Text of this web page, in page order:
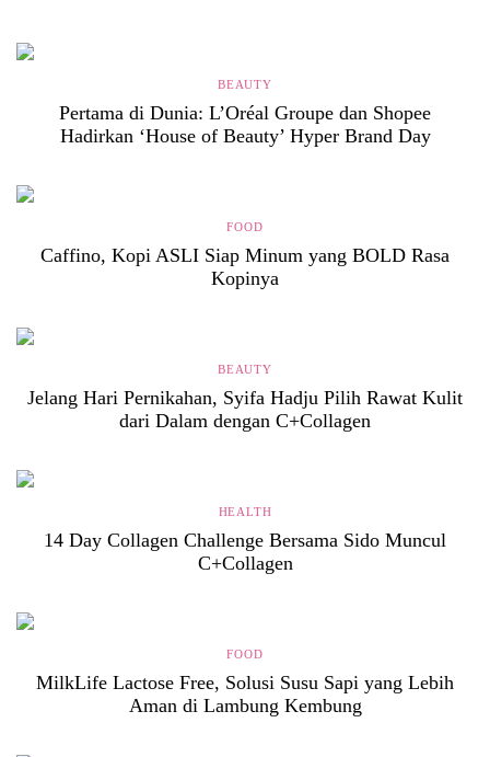
BEAUTY
Pertama di Dunia: L’Oréal Groupe dan Shopee
Hadirkan ‘House of Beauty’ Hyper Brand Day
FOOD
Caffino, Kopi ASLI Siap Minum yang BOLD Rasa
Kopinya
BEAUTY
Jelang Hari Pernikahan, Syifa Hadju Pilih Rawat Kulit
dari Dalam dengan C+Collagen
HEALTH
14 Day Collagen Challenge Bersama Sido Muncul
C+Collagen
FOOD
MilkLife Lactose Free, Solusi Susu Sapi yang Lebih
Aman di Lambung Kembung